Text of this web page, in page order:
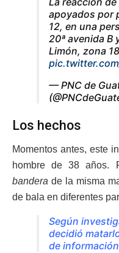
apoyados por
12, en una
20ª avenida B
Limón, zona 18
— PNC de
Los hechos
Momentos antes, este
hombre de 38 años.
bandera de la misma
de bala en diferentes
Según
decidió
de